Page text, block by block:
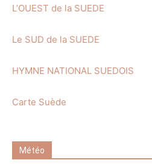
L’OUEST de la SUEDE
Le SUD de la SUEDE
HYMNE NATIONAL SUEDOIS
Carte Suède
Météo